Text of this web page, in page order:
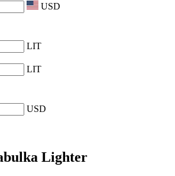
USD
LIT
LIT
USD
Lighter